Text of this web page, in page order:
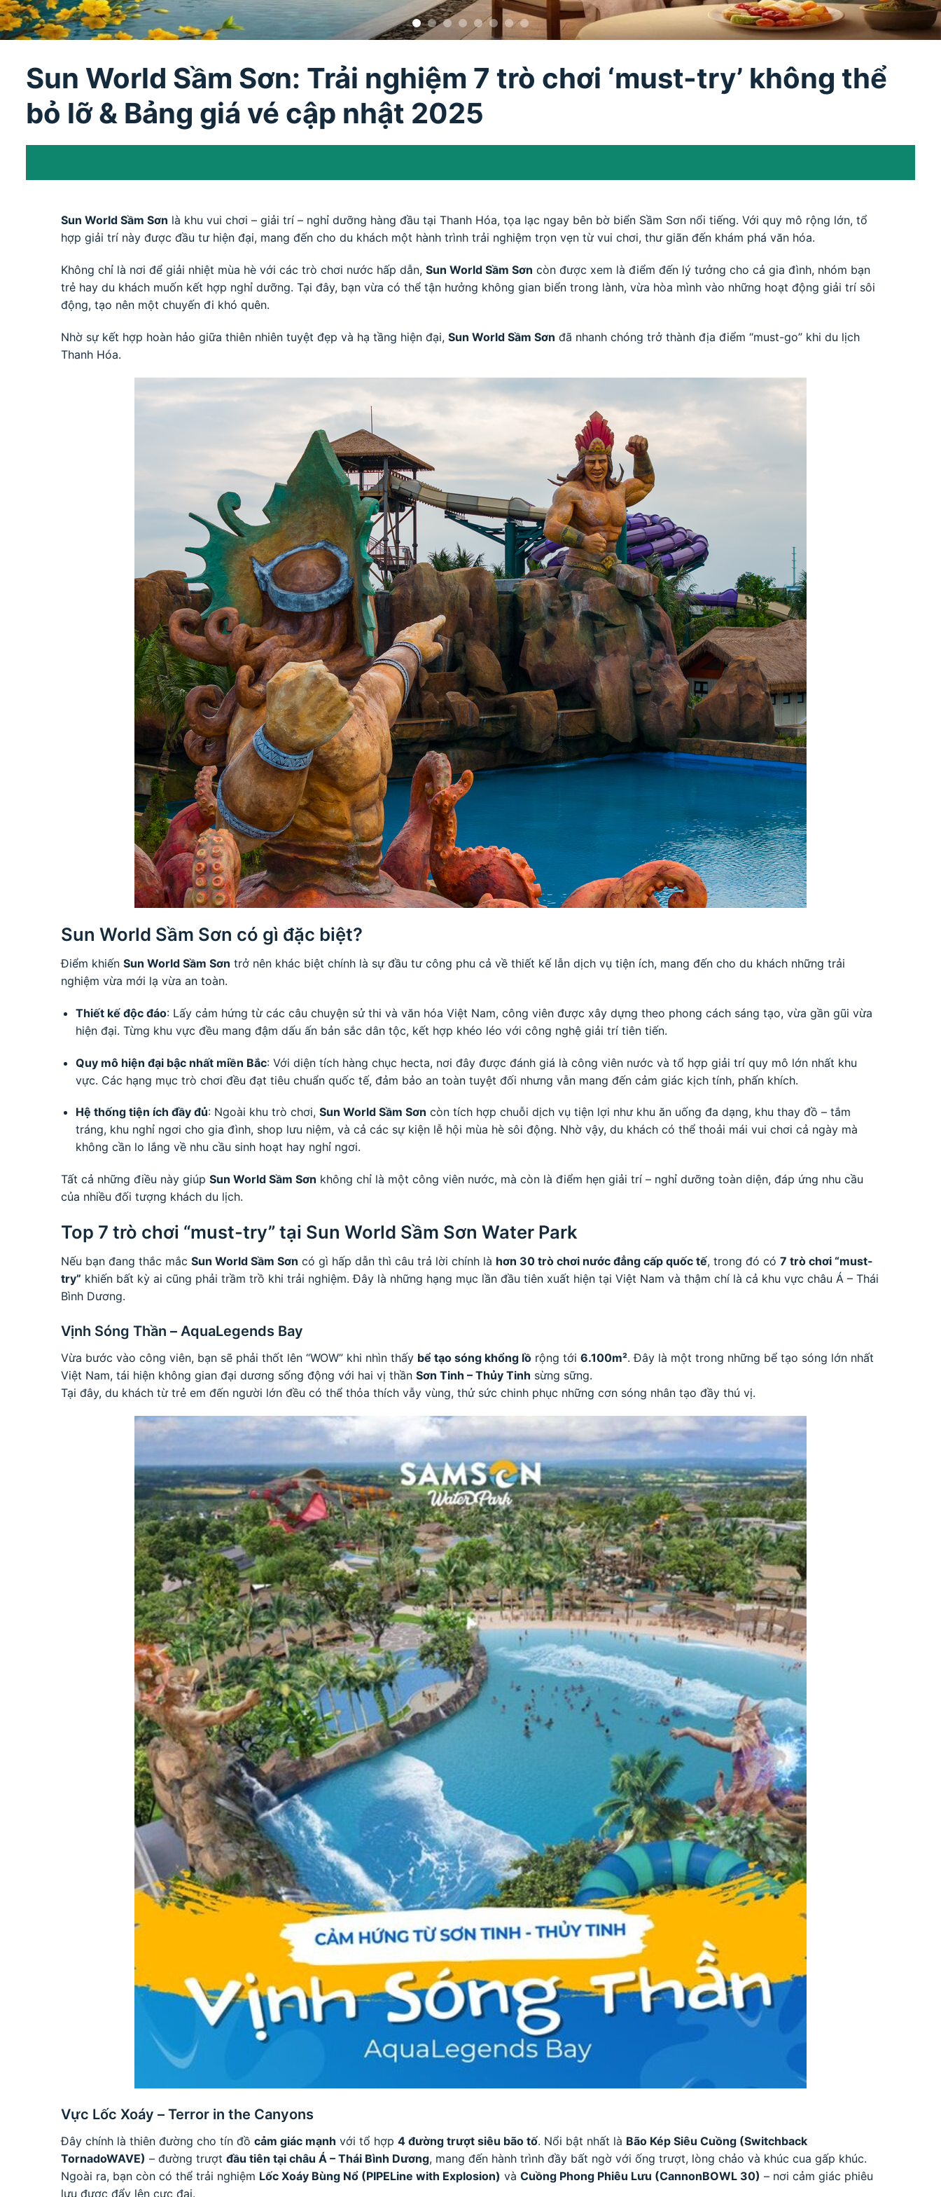
Sun World Sầm Sơn: Trải nghiệm 7 trò chơi ‘must-try’ không thể
bỏ lỡ & Bảng giá vé cập nhật 2025
Sun World Sầm Sơn là khu vui chơi – giải trí – nghỉ dưỡng hàng đầu tại Thanh Hóa, tọa lạc ngay bên bờ biển Sầm Sơn nổi tiếng. Với quy mô rộng lớn, tổ
hợp giải trí này được đầu tư hiện đại, mang đến cho du khách một hành trình trải nghiệm trọn vẹn từ vui chơi, thư giãn đến khám phá văn hóa.
Không chỉ là nơi để giải nhiệt mùa hè với các trò chơi nước hấp dẫn, Sun World Sầm Sơn còn được xem là điểm đến lý tưởng cho cả gia đình, nhóm bạn
trẻ hay du khách muốn kết hợp nghỉ dưỡng. Tại đây, bạn vừa có thể tận hưởng không gian biển trong lành, vừa hòa mình vào những hoạt động giải trí sôi
động, tạo nên một chuyến đi khó quên.
Nhờ sự kết hợp hoàn hảo giữa thiên nhiên tuyệt đẹp và hạ tầng hiện đại, Sun World Sầm Sơn đã nhanh chóng trở thành địa điểm “must-go” khi du lịch
Thanh Hóa.
Sun World Sầm Sơn có gì đặc biệt?
Điểm khiến Sun World Sầm Sơn trở nên khác biệt chính là sự đầu tư công phu cả về thiết kế lẫn dịch vụ tiện ích, mang đến cho du khách những trải
nghiệm vừa mới lạ vừa an toàn.
Thiết kế độc đáo: Lấy cảm hứng từ các câu chuyện sử thi và văn hóa Việt Nam, công viên được xây dựng theo phong cách sáng tạo, vừa gần gũi vừa
hiện đại. Từng khu vực đều mang đậm dấu ấn bản sắc dân tộc, kết hợp khéo léo với công nghệ giải trí tiên tiến.
Quy mô hiện đại bậc nhất miền Bắc: Với diện tích hàng chục hecta, nơi đây được đánh giá là công viên nước và tổ hợp giải trí quy mô lớn nhất khu
vực. Các hạng mục trò chơi đều đạt tiêu chuẩn quốc tế, đảm bảo an toàn tuyệt đối nhưng vẫn mang đến cảm giác kịch tính, phấn khích.
Hệ thống tiện ích đầy đủ: Ngoài khu trò chơi, Sun World Sầm Sơn còn tích hợp chuỗi dịch vụ tiện lợi như khu ăn uống đa dạng, khu thay đồ – tắm
tráng, khu nghỉ ngơi cho gia đình, shop lưu niệm, và cả các sự kiện lễ hội mùa hè sôi động. Nhờ vậy, du khách có thể thoải mái vui chơi cả ngày mà
không cần lo lắng về nhu cầu sinh hoạt hay nghỉ ngơi.
Tất cả những điều này giúp Sun World Sầm Sơn không chỉ là một công viên nước, mà còn là điểm hẹn giải trí – nghỉ dưỡng toàn diện, đáp ứng nhu cầu
của nhiều đối tượng khách du lịch.
Top 7 trò chơi “must-try” tại Sun World Sầm Sơn Water Park
Nếu bạn đang thắc mắc Sun World Sầm Sơn có gì hấp dẫn thì câu trả lời chính là hơn 30 trò chơi nước đẳng cấp quốc tế, trong đó có 7 trò chơi “must-
try” khiến bất kỳ ai cũng phải trầm trồ khi trải nghiệm. Đây là những hạng mục lần đầu tiên xuất hiện tại Việt Nam và thậm chí là cả khu vực châu Á – Thái
Bình Dương.
Vịnh Sóng Thần – AquaLegends Bay
Vừa bước vào công viên, bạn sẽ phải thốt lên “WOW” khi nhìn thấy bể tạo sóng khổng lồ rộng tới 6.100m². Đây là một trong những bể tạo sóng lớn nhất
Việt Nam, tái hiện không gian đại dương sống động với hai vị thần Sơn Tinh – Thủy Tinh sừng sững.
Tại đây, du khách từ trẻ em đến người lớn đều có thể thỏa thích vẫy vùng, thử sức chinh phục những cơn sóng nhân tạo đầy thú vị.
Vực Lốc Xoáy – Terror in the Canyons
Đây chính là thiên đường cho tín đồ cảm giác mạnh với tổ hợp 4 đường trượt siêu bão tố. Nổi bật nhất là Bão Kép Siêu Cuồng (Switchback
TornadoWAVE) – đường trượt đầu tiên tại châu Á – Thái Bình Dương, mang đến hành trình đầy bất ngờ với ống trượt, lòng chảo và khúc cua gấp khúc.
Ngoài ra, bạn còn có thể trải nghiệm Lốc Xoáy Bùng Nổ (PIPELine with Explosion) và Cuồng Phong Phiêu Lưu (CannonBOWL 30) – nơi cảm giác phiêu
lưu được đẩy lên cực đại.